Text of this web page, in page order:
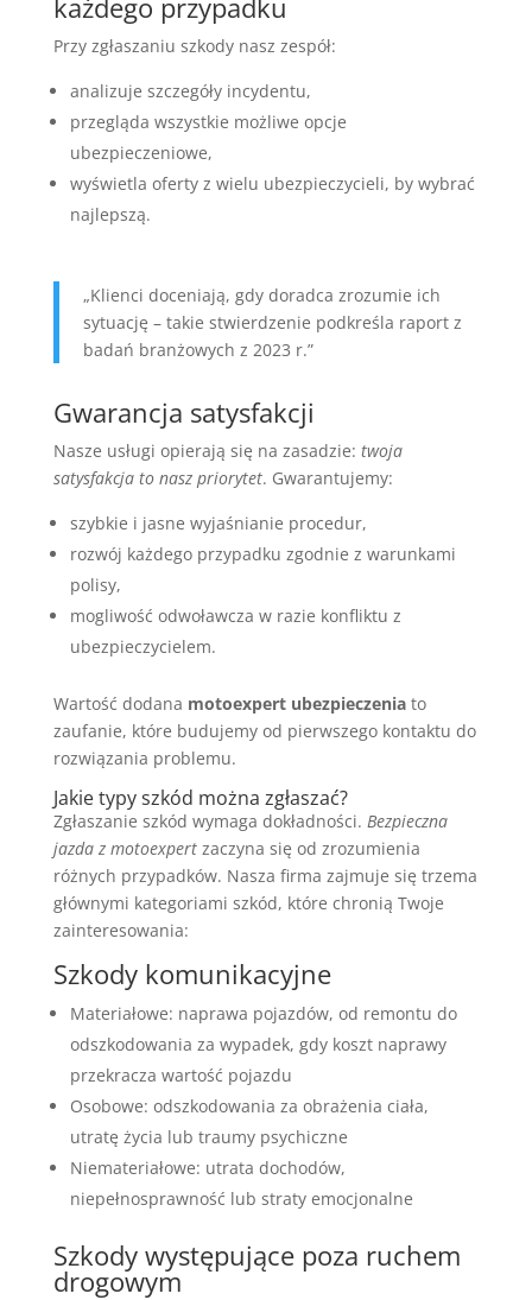
Przy zgłaszaniu szkody nasz zespół:
analizuje szczegóły incydentu,
przegląda wszystkie możliwe opcje
ubezpieczeniowe,
wyświetla oferty z wielu ubezpieczycieli, by wybrać
najlepszą.
„Klienci doceniają, gdy doradca zrozumie ich
sytuację – takie stwierdzenie podkreśla raport z
badań branżowych z 2023 r.”
Gwarancja satysfakcji
Nasze usługi opierają się na zasadzie: twoja
satysfakcja to nasz priorytet. Gwarantujemy:
szybkie i jasne wyjaśnianie procedur,
rozwój każdego przypadku zgodnie z warunkami
polisy,
mogliwość odwoławcza w razie konfliktu z
ubezpieczycielem.
Wartość dodana motoexpert ubezpieczeniato
zaufanie, które budujemy od pierwszego kontaktu do
rozwiązania problemu.
Jakie typy szkód można zgłaszać?
Zgłaszanie szkód wymaga dokładności. Bezpieczna
jazda z motoexpertzaczyna się od zrozumienia
różnych przypadków. Nasza firma zajmuje się trzema
głównymi kategoriami szkód, które chronią Twoje
zainteresowania:
Szkody komunikacyjne
Materiałowe: naprawa pojazdów, od remontu do
odszkodowania za wypadek, gdy koszt naprawy
przekracza wartość pojazdu
Osobowe: odszkodowania za obrażenia ciała,
utratę życia lub traumy psychiczne
Niemateriałowe: utrata dochodów,
niepełnosprawność lub straty emocjonalne
Szkody występujące poza ruchem
drogowym